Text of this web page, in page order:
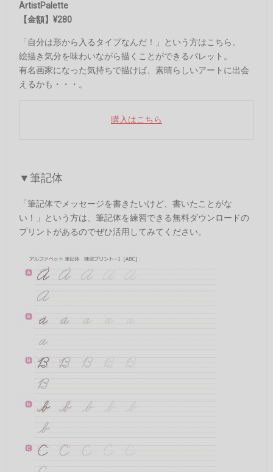
ArtistPalette
【金額】¥280
「自分は形から入るタイプなんだ！」という方はこちら。
絵描き気分を味わいながら描くことができるパレット。
有名画家になった気持ちで描けば、素晴らしいアートに出会
えるかも・・・。
購入はこちら
▼筆記体
「筆記体でメッセージを書きたいけど、書いたことがな
い！」という方は、筆記体を練習できる無料ダウンロードの
プリントがあるのでぜひ活用してみてください。